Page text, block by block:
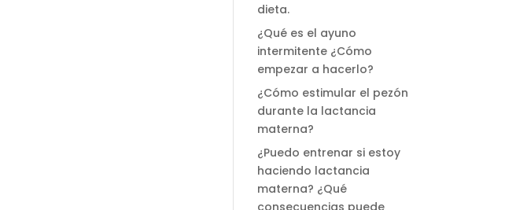
dieta.
¿Qué es el ayuno
intermitente ¿Cómo
empezar a hacerlo?
¿Cómo estimular el pezón
durante la lactancia
materna?
¿Puedo entrenar si estoy
haciendo lactancia
materna? ¿Qué
consecuencias puede